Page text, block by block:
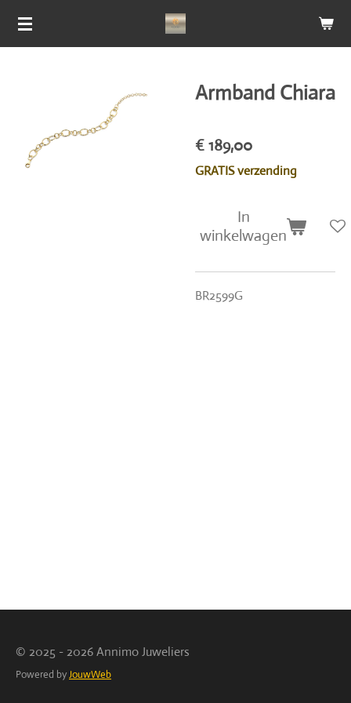
Ga
Armband Chiara
€ 189,00
GRATIS verzending
In
winkelwagen
BR2599G
© 2025 - 2026 Annimo Juweliers
Powered byJouwWeb